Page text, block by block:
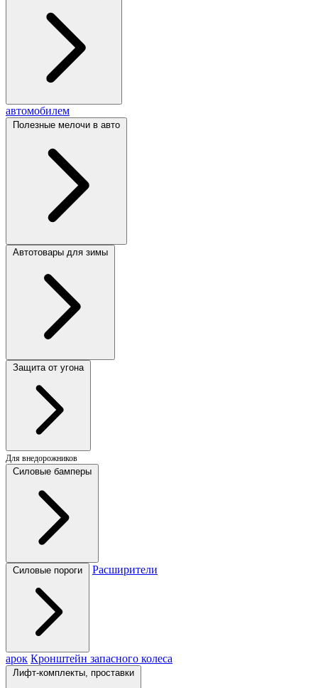
автомобилем
Полезные мелочи в авто
Автотовары для зимы
Защита от угона
Для внедорожников
Силовые бамперы
Силовые пороги Расширители
арок Кронштейн запасного колеса
Лифт-комплекты, проставки